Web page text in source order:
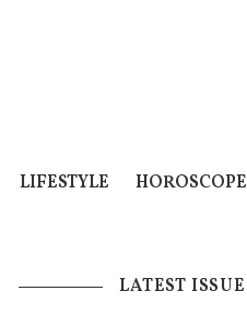
LIFESTYLE HOROSCOPE
LATEST ISSUE